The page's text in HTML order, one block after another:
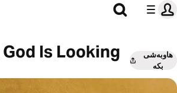
Is Looking
هاوبەشی
بکە